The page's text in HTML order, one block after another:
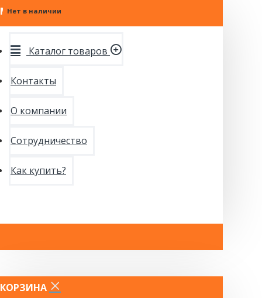
МЕНЮ
Каталог товаров
Контакты
О компании
Сотрудничество
Как купить?
КОРЗИНА
Нет в наличии